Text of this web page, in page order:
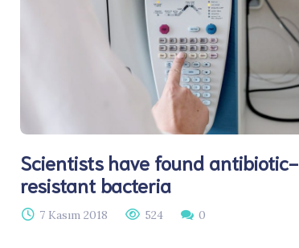
Scientists have found antibiotic-
resistant bacteria
7 Kasım 2018 524 0